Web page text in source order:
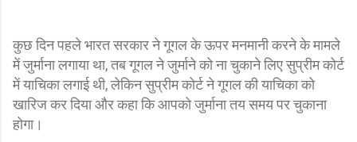
कुछ दिन पहले भारत सरकार ने गूगल के ऊपर मनमानी करने के मामले
में जुर्माना लगाया था, तब गूगल ने जुर्माने को ना चुकाने लिए सुप्रीम कोर्ट
में याचिका लगाई थी, लेकिन सुप्रीम कोर्ट ने गूगल की याचिका को
खारिज कर दिया और कहा कि आपको जुर्माना तय समय पर चुकाना
होगा।